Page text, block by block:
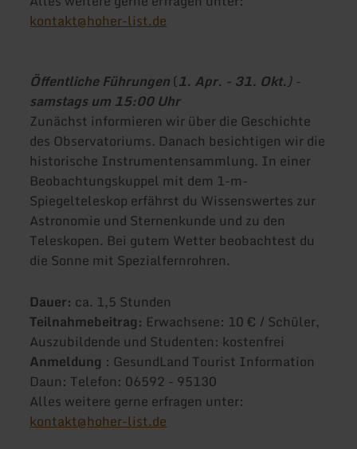
kontakt@hoher-list.de
Öffentliche Führungen(1. Apr. - 31. Okt.) -
samstags um 15:00 Uhr
Zunächst informieren wir über die Geschichte
des Observatoriums. Danach besichtigen wir die
historische Instrumentensammlung. In einer
Beobachtungskuppel mit dem 1-m-
Spiegelteleskop erfährst du Wissenswertes zur
Astronomie und Sternenkunde und zu den
Teleskopen. Bei gutem Wetter beobachtest du
die Sonne mit Spezialfernrohren.
Dauer: ca. 1,5 Stunden
Teilnahmebeitrag: Erwachsene: 10 € / Schüler,
Auszubildende und Studenten: kostenfrei
Anmeldung : GesundLand Tourist Information
Daun: Telefon: 06592 - 95130
Alles weitere gerne erfragen unter:
kontakt@hoher-list.de